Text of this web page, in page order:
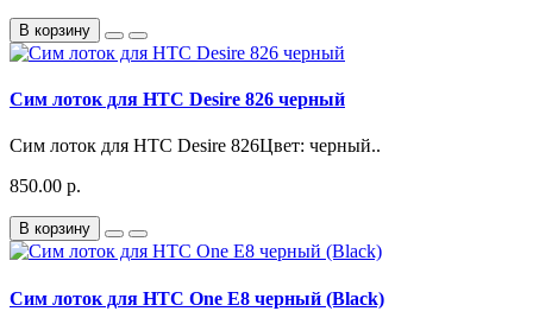
В корзину
Сим лоток для HTC Desire 826 черный
Сим лоток для HTC Desire 826Цвет: черный..
850.00 р.
В корзину
Сим лоток для HTC One E8 черный (Black)